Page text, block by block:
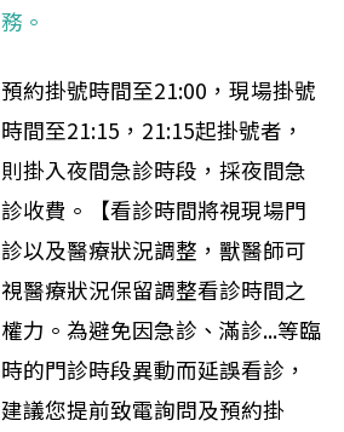
務。
預約掛號時間至21:00，現場掛號
時間至21:15，21:15起掛號者，
則掛入夜間急診時段，採夜間急
診收費。【看診時間將視現場門
診以及醫療狀況調整，獸醫師可
視醫療狀況保留調整看診時間之
權力。為避免因急診、滿診...等臨
時的門診時段異動而延誤看診，
建議您提前致電詢問及預約掛